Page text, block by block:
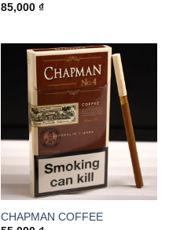
85,000 ₫
CHAPMAN COFFEE